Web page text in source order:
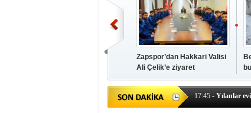
Zapspor’dan Hakkari Valisi
Ali Çelik’e ziyaret
17:45 - Yılanlar
17:43- Hakkari